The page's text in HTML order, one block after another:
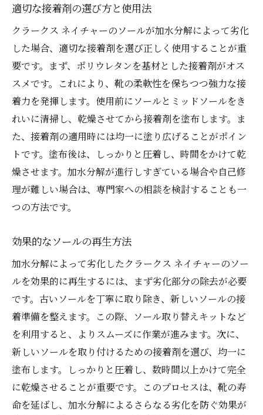
適切な接着剤の選び方と使用法
クラークス ネイチャーのソールが加水分解によって劣化
した場合、適切な接着剤を選び正しく使用することが重
要です。まず、ポリウレタンを基材とした接着剤がオス
スメです。これにより、靴の柔軟性を保ちつつ強力な接
着力を発揮します。使用前にソールとミッドソールをき
れいに清掃し、乾燥させてから接着剤を塗布します。ま
た、接着剤の適用時には均一に塗り広げることがポイン
トです。塗布後は、しっかりと圧着し、時間をかけて乾
燥させます。加水分解が進行しすぎている場合や自己修
理が難しい場合は、専門家への相談を検討することも一
つの方法です。
効果的なソールの再生方法
加水分解によって劣化したクラークス ネイチャーのソー
ルを効果的に再生するには、まず劣化部分の除去が必要
です。古いソールを丁寧に取り除き、新しいソールの接
着準備を整えます。この際、ソール取り替えキットなど
を利用すると、よりスムーズに作業が進みます。次に、
新しいソールを取り付けるための接着剤を選び、均一に
塗布します。しっかりと圧着し、数時間以上かけて完全
に乾燥させることが重要です。このプロセスは、靴の寿
命を延ばし、加水分解によるさらなる劣化を防ぐ効果が